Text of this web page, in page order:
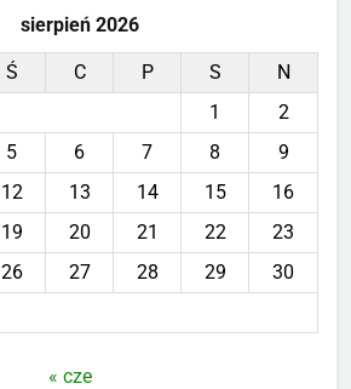
sierpień 2026
Ś C P S
N
1
2
5 6 7 8
9
12 13 14 15
16
19 20 21 22
23
26 27 28 29
30
« cze